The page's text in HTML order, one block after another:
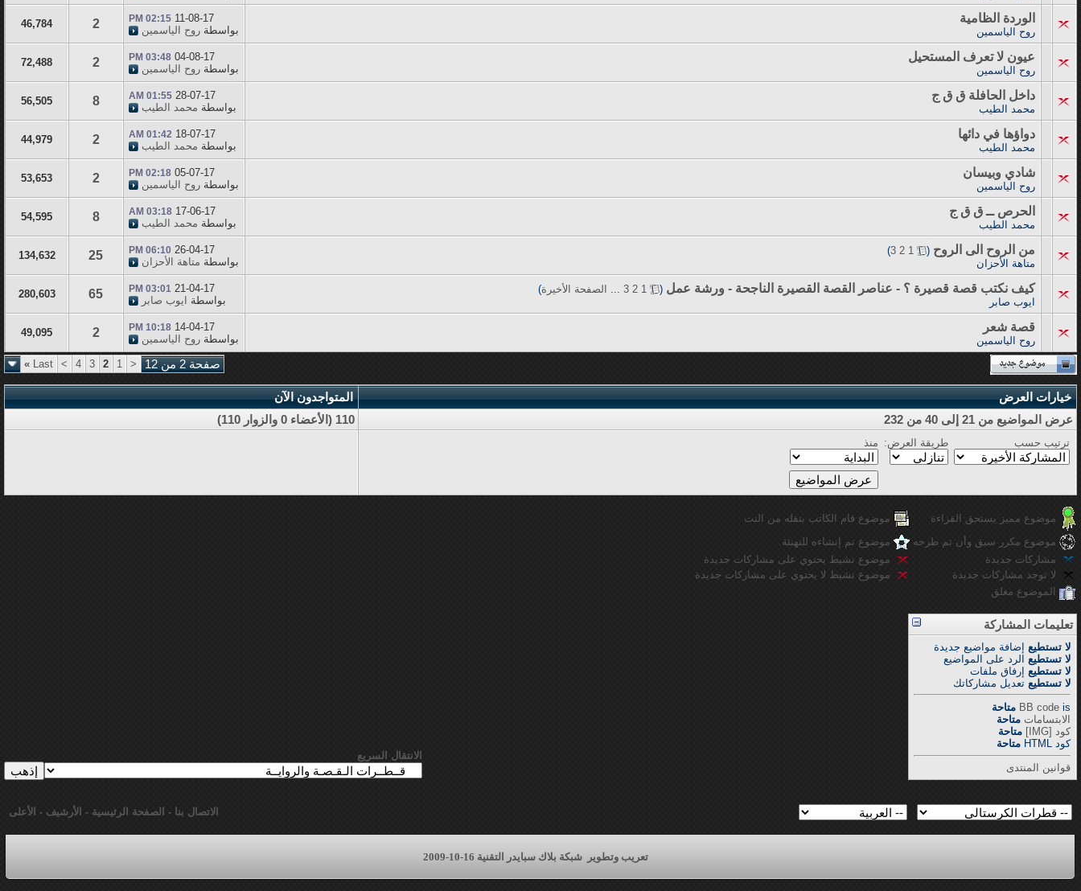
الوردة الظامية
روح الياسمين
11-08-17
02:15 PM
بواسطة روح الياسمين 2
46,784
عيون لا تعرف المستحيل
روح الياسمين
04-08-17
03:48 PM
بواسطة روح الياسمين 2
72,488
داخل الحافلة ق ق ج
محمد الطيب
28-07-17
01:55 AM
بواسطة محمد الطيب 8
56,505
دواؤها في دائها
محمد الطيب
18-07-17
01:42 AM
بواسطة محمد الطيب 2
44,979
شادي وبيسان
روح الياسمين
05-07-17
02:18 PM
بواسطة روح الياسمين 2
53,653
الحرص ــ ق ق ج
محمد الطيب
17-06-17
03:18 AM
بواسطة محمد الطيب 8
54,595
من الروح الى الروح (
1
2
3
)
متاهة الأحزان
26-04-17
06:10 PM
بواسطة متاهة الأحزان 25
134,632
كيف نكتب قصة قصيرة ؟ - عناصر القصة القصيرة الناجحة - ورشة عمل (
1
2
3 الصفحة الأخيرة)
ايوب صابر
21-04-17
03:01 PM
بواسطة ايوب صابر 65
280,603
قصة شعر
روح الياسمين
14-04-17
10:18 PM
بواسطة روح الياسمين 2
49,095
صفحة 2 من 12 <
1
2
3
4
>
Last
»
خيارات العرض
المتواجدون الآن
عرض المواضيع من 21 إلى 40 من 232
110 (الأعضاء 0 والزوار 110)
ترتيب حسب طريقة العرض: منذ
موضوع مميز يستحق القراءة
موضوع قام الكاتب بنقله من النت
موضوع مكرر سبق وأن تم طرحه
موضوع تم إنشاءه للتهنئة.
مشاركات جديدة
موضوع نشيط يحتوي على مشاركات جديدة
لا توجد مشاركات جديدة
موضوع نشيط لا يحتوي على مشاركات جديدة
الموضوع مغلق
تعليمات المشاركة
لا تستطيع إضافة مواضيع جديدة
لا تستطيع الرد على المواضيع
لا تستطيع إرفاق ملفات
لا تستطيع تعديل مشاركاتك
BB code is
متاحة
الابتسامات متاحة
كود [IMG]
متاحة
كود HTML
متاحة
قوانين المنتدى
الانتقال السريع
الاتصال بنا - الصفحة الرئيسية - الأرشيف - الأعلى
تعريب وتطوير شبكة بلاك سبايدر التقنية 16-10-2009